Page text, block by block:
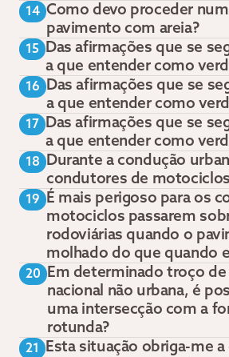
14 Como devo proceder
pavimento com areia?
15 Das afirmações que se
a que entender como
16 Das afirmações que se
a que entender como
17 Das afirmações que se
a que entender como
18 Durante a condução
condutores de
19 É mais perigoso para os
motociclos passarem
rodoviárias quando o
molhado do que quando
20 Em determinado troço
nacional não urbana, é
uma intersecção com a
rotunda?
21 Esta situação obriga-me a